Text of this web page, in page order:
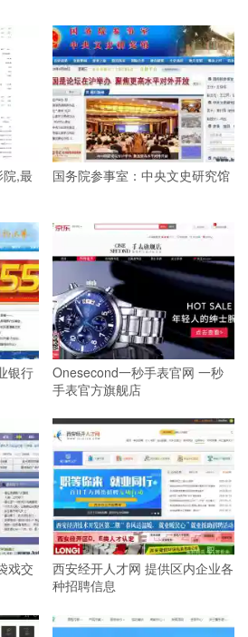
,最
国务院参事室：中央文史研究馆
银行
Onesecond一秒手表官网 一秒
手表官方旗舰店
戏交
西安经开人才网 提供区内企业各
种招聘信息